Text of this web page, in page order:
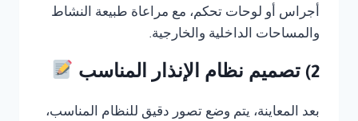
أجراس أو لوحات تحكم، مع مراعاة طبيعة النشاط
والمساحات الداخلية والخارجية.
2) تصميم نظام الإنذار المناسب
بعد المعاينة، يتم وضع تصور دقيق للنظام المناسب،